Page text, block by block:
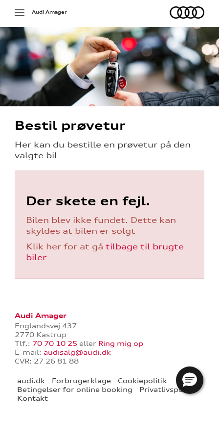
Toggle
navigation
Audi
Audi Amager
Bestil prøvetur
Her kan du bestille en prøvetur på den
valgte bil
Der skete en fejl.
Bilen blev ikke fundet. Dette kan
skyldes at bilen er solgt
Klik her for at gå tilbage til brugte
biler
Audi Amager
Englandsvej 437
2770 Kastrup
Tlf.: 70 70 10 25 eller Ring mig op
E-mail: audisalg@audi.dk
CVR: 27 26 81 88
audi.dk Forbrugerklage
Cookiepolitik
Betingelser for online booking
Privatlivspolitik
Kontakt